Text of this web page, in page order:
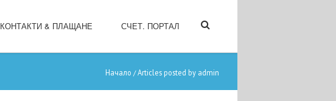
КОНТАКТИ & ПЛАЩАНЕ СЧЕТ. ПОРТАЛ
Начало /Articles posted by admin